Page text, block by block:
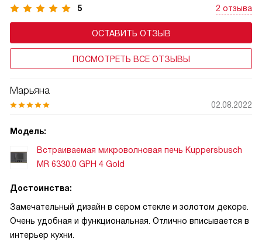
с автоматическими программами дисплей может
показывать подсказки, этапы приготовления.
5 2 отзыва
ОСТАВИТЬ ОТЗЫВ
ПОСМОТРЕТЬ ВСЕ ОТЗЫВЫ
Марьяна
02.08.2022
Модель:
Встраиваемая микроволновая печь Kuppersbusch
MR 6330.0 GPH 4 Gold
Достоинства:
Замечательный дизайн в сером стекле и золотом декоре.
Очень удобная и функциональная. Отлично вписывается в
интерьер кухни.